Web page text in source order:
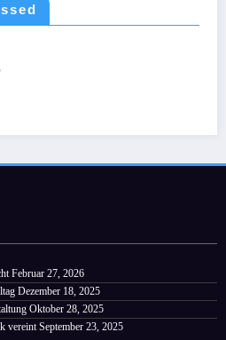
Februar 27, 2026
Dezember 18, 2025
Oktober 28, 2025
vereint September 23, 2025